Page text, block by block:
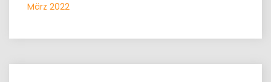
März 2022